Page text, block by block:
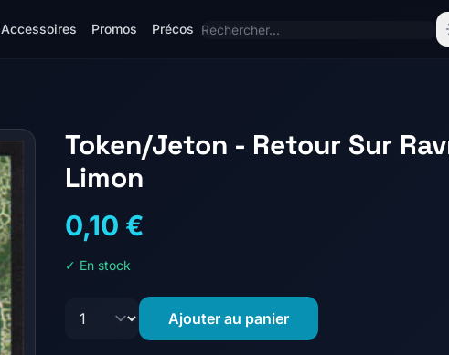
Accessoires Promos Précos
Token/Jeton - Retour Sur
Limon
0,10 €
✓ En stock
Ajouter au panier